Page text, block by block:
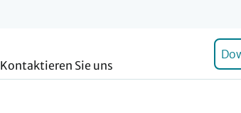
Kontaktieren Sie uns